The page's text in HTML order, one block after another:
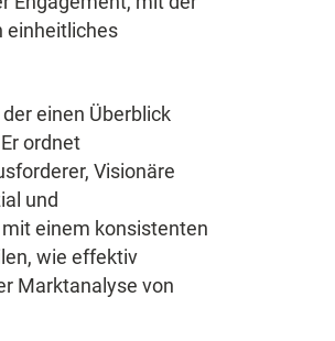
einheitliches
einen Überblick
ordnet
Visionäre
und
einem konsistenten
wie effektiv
Marktanalyse von